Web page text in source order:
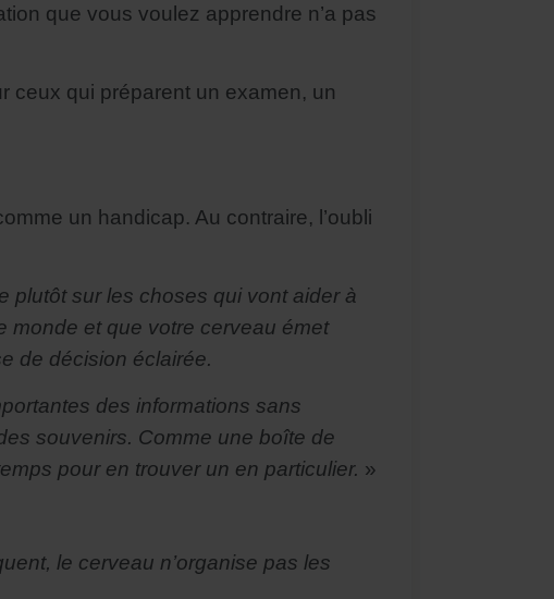
que vous voulez apprendre n’a pas
ceux qui préparent un examen, un
un handicap. Au contraire, l’oubli
plutôt sur les choses qui vont aider à
monde et que votre cerveau émet
de décision éclairée.
des informations sans
souvenirs. Comme une boîte de
pour en trouver un en particulier. »
le cerveau n’organise pas les